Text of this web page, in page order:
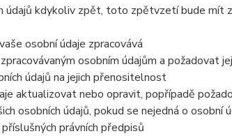
údajů kdykoliv zpět, toto zpětvzetí bude mít
osobní údaje zpracovává
osobním údajům a požadovat
údajů na jejich přenositelnost
aktualizovat nebo opravit, popřípadě
osobních údajů, pokud se nejedná o osobní
právních předpisů